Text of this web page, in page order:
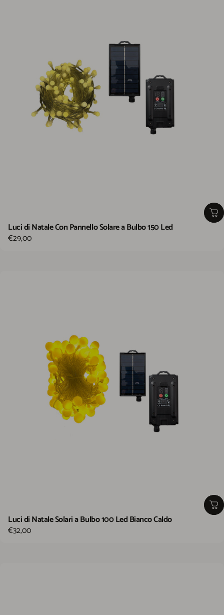
Luci di Natale Con Pannello Solare a Bulbo 150 Led
€29,00
Luci di Natale Solari a Bulbo 100 Led Bianco Caldo
€32,00